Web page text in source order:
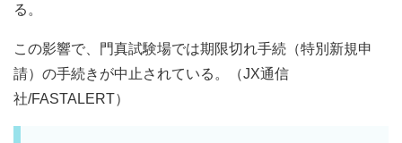
る。
この影響で、門真試験場では期限切れ手続（特別新規申
請）の手続きが中止されている。（JX通信
社/FASTALERT）